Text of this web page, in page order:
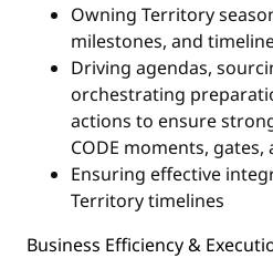
Owning Territory
milestones, and
Driving agendas,
orchestrating
actions to ensure
CODE moments, gates,
Ensuring effective
Territory timelines
Business Efficiency &